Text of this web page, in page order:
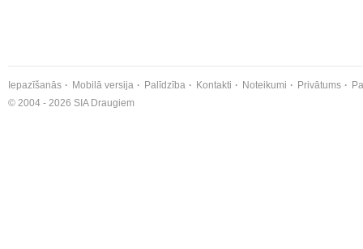
Iepazīšanās Mobilā versija Palīdzība Kontakti Noteikumi Privātums
© 2004 - 2026 SIA Draugiem